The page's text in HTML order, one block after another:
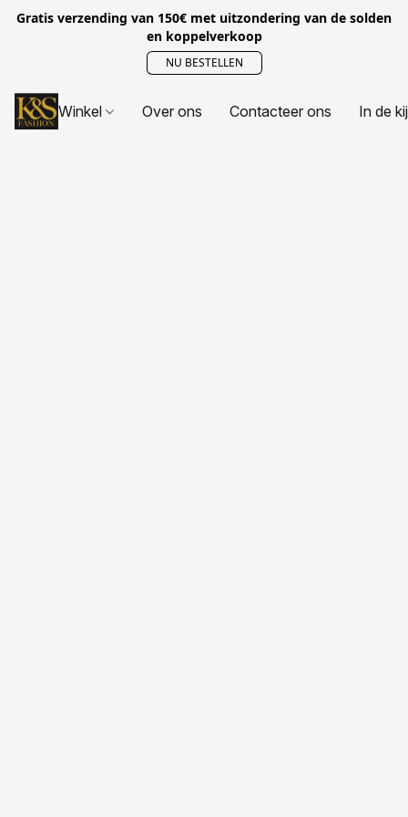
Gratis verzending van 150€ met uitzondering van de solden
en koppelverkoop
NU BESTELLEN
Winkel Over ons Contacteer ons In de